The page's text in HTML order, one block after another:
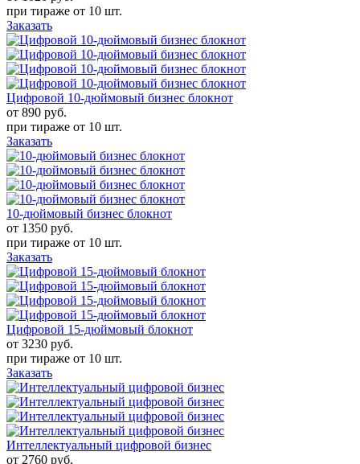
при тираже от 10 шт.
Заказать
Цифровой 10-дюймовый бизнес блокнот
от 890 руб.
при тираже от 10 шт.
Заказать
10-дюймовый бизнес блокнот
от 1350 руб.
при тираже от 10 шт.
Заказать
Цифровой 15-дюймовый блокнот
от 3230 руб.
при тираже от 10 шт.
Заказать
Интеллектуальный цифровой бизнес
от 2760 руб.